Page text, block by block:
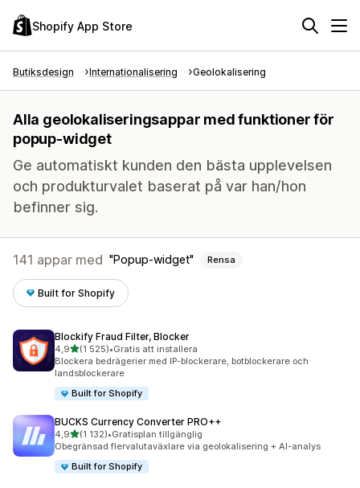
Shopify App Store
Butiksdesign Internationalisering Geolokalisering
Alla geolokaliseringsappar med funktioner för
popup-widget
Ge automatiskt kunden den bästa upplevelsen
och produkturvalet baserat på var han/hon
befinner sig.
141 appar med Popup-widget Rensa
Built for Shopify
Blockify Fraud Filter, Blocker
4,9av 5 stjärnor
(1 525)
1525 recensioner totalt
•Gratis att installera
Blockera bedrägerier med IP-blockerare, botblockerare och
landsblockerare
Built for Shopify
BUCKS Currency Converter PRO++
4,9av 5 stjärnor
(1 132)
1132 recensioner totalt
•Gratisplan tillgänglig
Obegränsad flervalutaväxlare via geolokalisering + AI-analys
Built for Shopify